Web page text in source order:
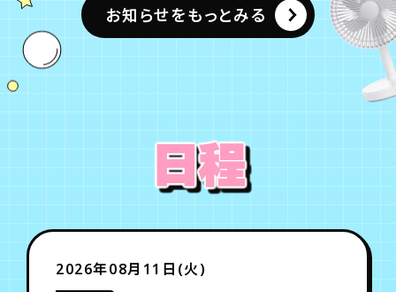
お知らせをもっとみる
日程
2026年08月11日(火)